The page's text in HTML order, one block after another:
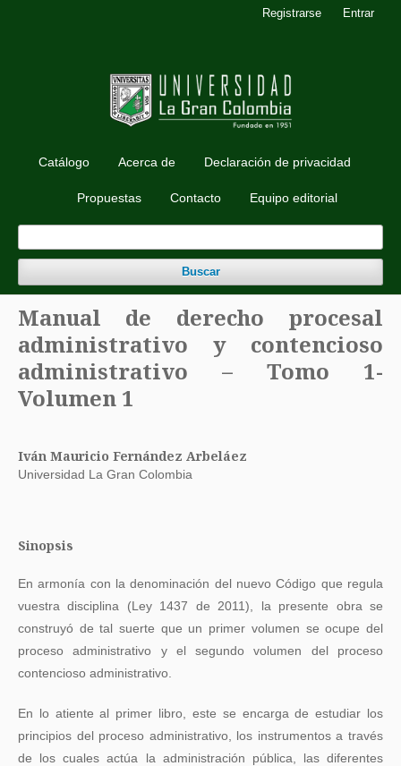
Catálogo Acerca de Declaración de privacidad
Propuestas Contacto Equipo editorial
Buscar
Registrarse Entrar
Manual de derecho procesal
administrativo y contencioso
administrativo – Tomo 1-
Volumen 1
Iván Mauricio Fernández Arbeláez
Universidad La Gran Colombia
Sinopsis
En armonía con la denominación del nuevo Código que regula
vuestra disciplina (Ley 1437 de 2011), la presente obra se
construyó de tal suerte que un primer volumen se ocupe del
proceso administrativo y el segundo volumen del proceso
contencioso administrativo.
En lo atiente al primer libro, este se encarga de estudiar los
principios del proceso administrativo, los instrumentos a través
de los cuales actúa la administración pública, las diferentes